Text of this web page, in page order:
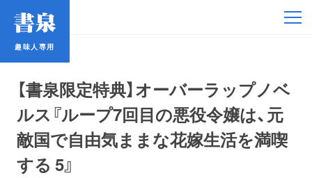
趣味人専用
【書泉限定特典】オーバーラップノベ
ルス『ループ7回目の悪役令嬢は、元
敵国で自由気ままな花嫁生活を満喫
する 5』
趣味人専用
アイドル